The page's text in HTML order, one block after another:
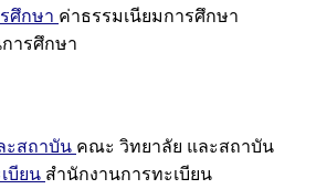
ศึกษา ค่าธรรมเนียมการศึกษา
ารศึกษา
ะสถาบัน คณะ วิทยาลัย และสถาบัน
บียน สำนักงานการทะเบียน